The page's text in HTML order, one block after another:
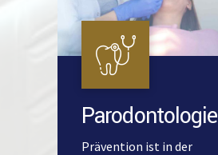
Parodontologie
Prävention ist in der